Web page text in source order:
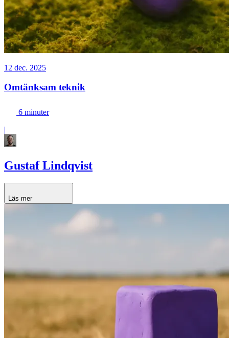
12 dec. 2025
Omtänksam teknik
6 minuter
|
Gustaf Lindqvist
Läs mer